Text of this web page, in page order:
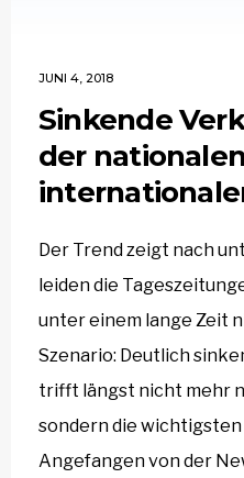
JUNI 4, 2018
Sinkende
der
Der Trend zeigt nach
leiden die
unter einem lange Zeit
Szenario: Deutlich
trifft längst nicht mehr
sondern die
Angefangen von der